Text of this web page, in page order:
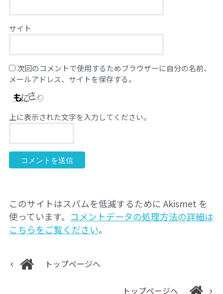
サイト
次回のコメントで使用するためブラウザーに自分の名前、
メールアドレス、サイトを保存する。
上に表示された文字を入力してください。
このサイトはスパムを低減するために Akismet を
使っています。 コメントデータの処理方法の詳細は
こちらをご覧ください。
トップページへ
トップページへ